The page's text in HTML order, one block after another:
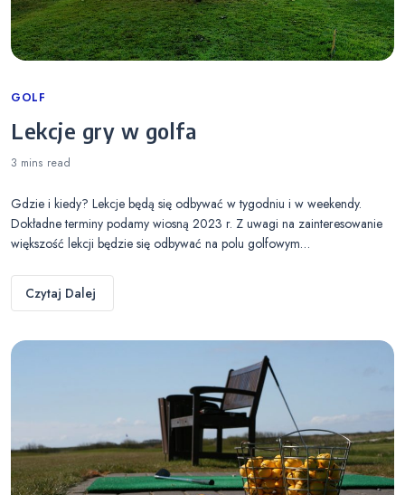
Categories
GOLF
Lekcje gry w golfa
3 mins read
Gdzie i kiedy? Lekcje będą się odbywać w tygodniu i w weekendy.
Dokładne terminy podamy wiosną 2023 r. Z uwagi na zainteresowanie
większość lekcji będzie się odbywać na polu golfowym…
Czytaj Dalej